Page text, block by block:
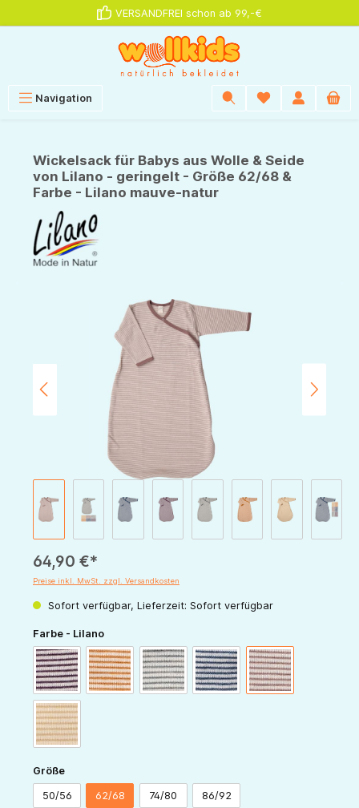
VERSANDFREI schon ab 99,-€
Navigation
Wickelsack für Babys aus Wolle & Seide
von Lilano - geringelt - Größe 62/68 &
Farbe - Lilano mauve-natur
Bildergalerie überspringen
64,90 €*
Preise inkl. MwSt. zzgl. Versandkosten
Sofort verfügbar, Lieferzeit: Sofort verfügbar
Farbe - Lilanoauswählen
beere-naturcurry-naturhellgrau-naturmarine-naturmauve-natur
sand-natur
Größeauswählen
50/56 62/68 74/80 86/92